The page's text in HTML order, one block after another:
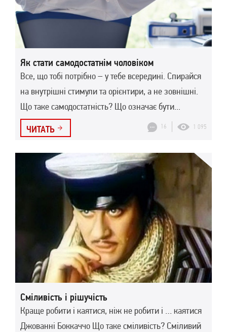
Як стати самодостатнім чоловіком
Все, що тобі потрібно – у тебе всередині. Спирайся
на внутрішні стимули та орієнтири, а не зовнішні.
Що таке самодостатність? Що означає бути...
ЧИТАТЬ 16 1 095
Сміливість і рішучість
Краще робити і каятися, ніж не робити і … каятися
Джованні Боккаччо Що таке сміливість? Сміливий